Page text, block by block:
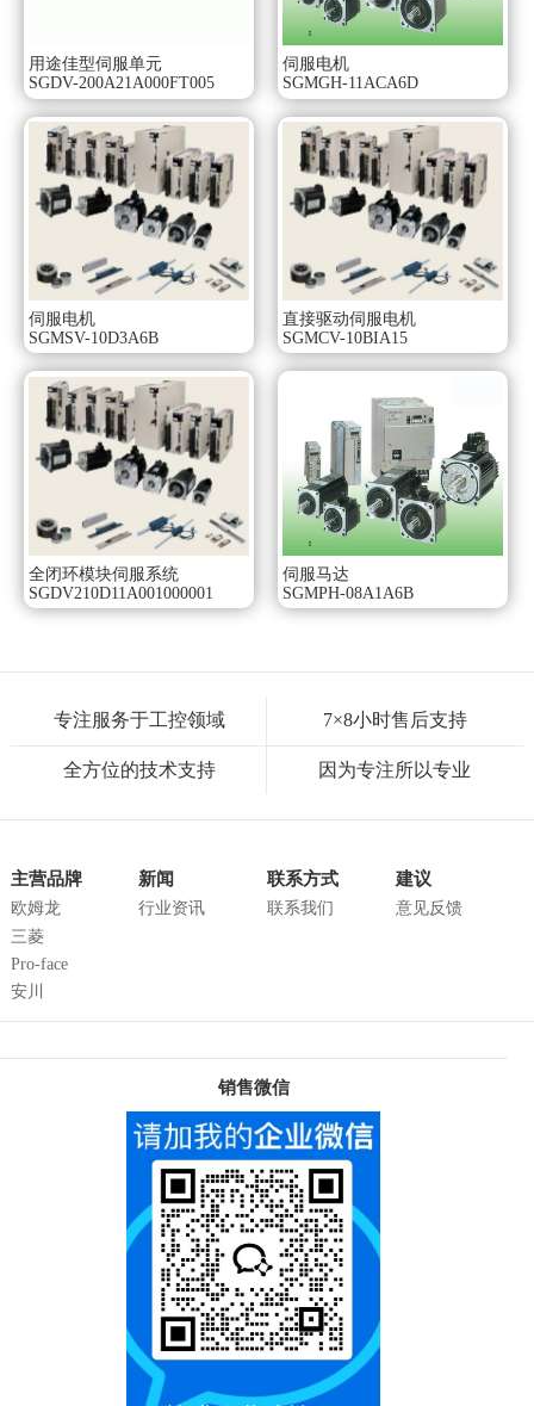
用途佳型伺服单元
SGDV-200A21A000FT005
伺服电机
SGMGH-11ACA6D
伺服电机
SGMSV-10D3A6B
直接驱动伺服电机
SGMCV-10BIA15
全闭环模块伺服系统
SGDV210D11A001000001
伺服马达
SGMPH-08A1A6B
专注服务于工控领域 7×8小时售后支持
全方位的技术支持 因为专注所以专业
主营品牌
欧姆龙
三菱
Pro-face
安川
新闻
行业资讯
联系方式
联系我们
建议
意见反馈
销售微信